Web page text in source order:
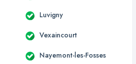
Luvigny
Vexaincourt
Nayemont-les-Fosses